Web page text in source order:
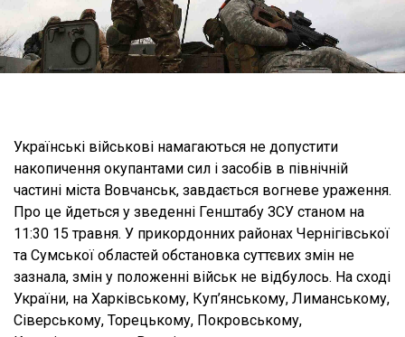
Українські військові намагаються не допустити
накопичення окупантами сил і засобів в північній
частині міста Вовчанськ, завдається вогневе ураження.
Про це йдеться у зведенні Генштабу ЗСУ станом на
11:30 15 травня. У прикордонних районах Чернігівської
та Сумської областей обстановка суттєвих змін не
зазнала, змін у положенні військ не відбулось. На сході
України, на Харківському, Куп’янському, Лиманському,
Сіверському, Торецькому, Покровському,